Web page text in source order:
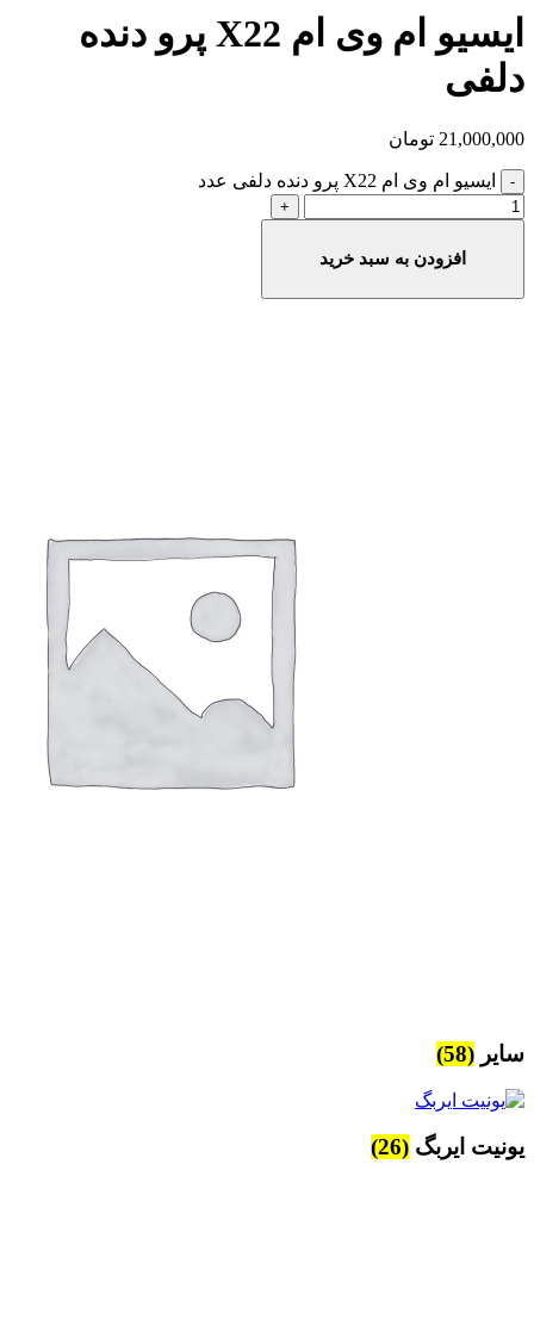
ایسیو ام وی ام X22 پرو دنده
دلفی
21,000,000 تومان
ایسیو ام وی ام X22 پرو دنده دلفی عدد
افزودن به سبد خرید
سایر (58)
یونیت ایربگ (26)